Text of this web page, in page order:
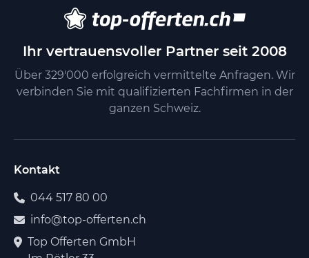
Ihr vertrauensvoller Partner seit 2008
Über 329'000 erfolgreich vermittelte Anfragen. Wir
verbinden Sie mit qualifizierten Fachfirmen in der
ganzen Schweiz.
Kontakt
044 517 80 00
info@top-offerten.ch
Top Offerten GmbH